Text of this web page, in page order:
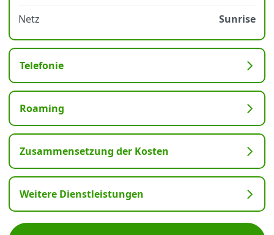
Netz
Sunrise
Telefonie
Roaming
Zusammensetzung der Kosten
Weitere Dienstleistungen